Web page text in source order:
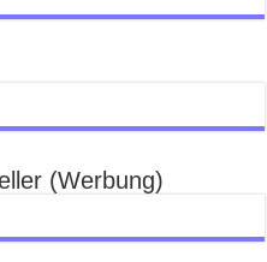
(Werbung)